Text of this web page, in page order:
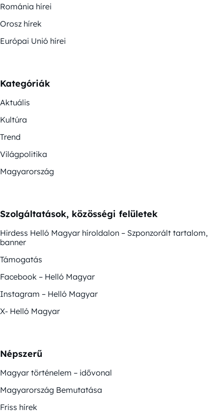
Románia hírei
Orosz hírek
Európai Unió hírei
Kategóriák
Aktuális
Kultúra
Trend
Világpolitika
Magyarország
Szolgáltatások, közösségi felületek
Hirdess Helló Magyar híroldalon – Szponzorált tartalom,
banner
Támogatás
Facebook – Helló Magyar
Instagram – Helló Magyar
X- Helló Magyar
Népszerű
Magyar történelem – idővonal
Magyarország Bemutatása
Friss hírek